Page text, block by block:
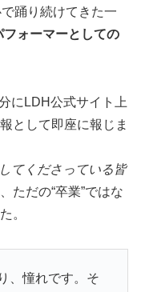
踊り続けてきた一
フォーマーとしての
にLDH公式サイト上
として即座に報じま
てくださっている皆
ただの“卒業”ではな
。
、憧れです。そ